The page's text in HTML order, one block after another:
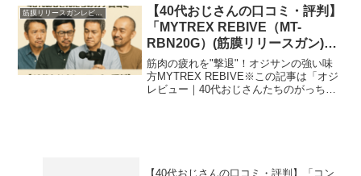
が紹介したいのが「OPOVE Apex（静音
タイプ...
筋膜リリースガンレビュー
【40代おじさんの口コミ・評判】
「MYTREX REBIVE（MT-
RBN20G）(筋膜リリースガン)」
を実際に使ってみた正直感想
筋肉の疲れを"撃退"！オジサンの強い味
方MYTREX REBIVE※この記事は「オジ
レビュー｜40代おじさんたちのがっち口
【40代おじさんの口コミ・評判】「コン